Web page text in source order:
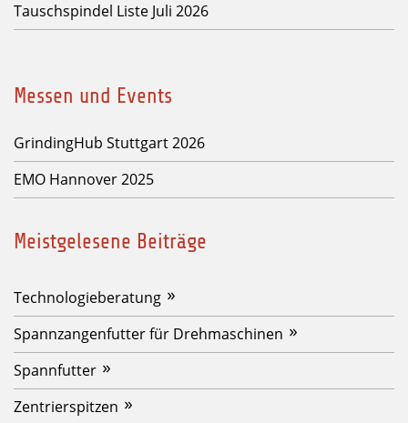
Tauschspindel Liste Juli 2026
Messen und Events
GrindingHub Stuttgart 2026
EMO Hannover 2025
Meistgelesene Beiträge
Technologieberatung
Spannzangenfutter für Drehmaschinen
Spannfutter
Zentrierspitzen